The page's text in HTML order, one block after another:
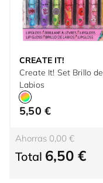
CREATE IT!
Create It! Set Brillo de
Labios
5,50 €
Ahorras 0,00 €
Total 6,50 €